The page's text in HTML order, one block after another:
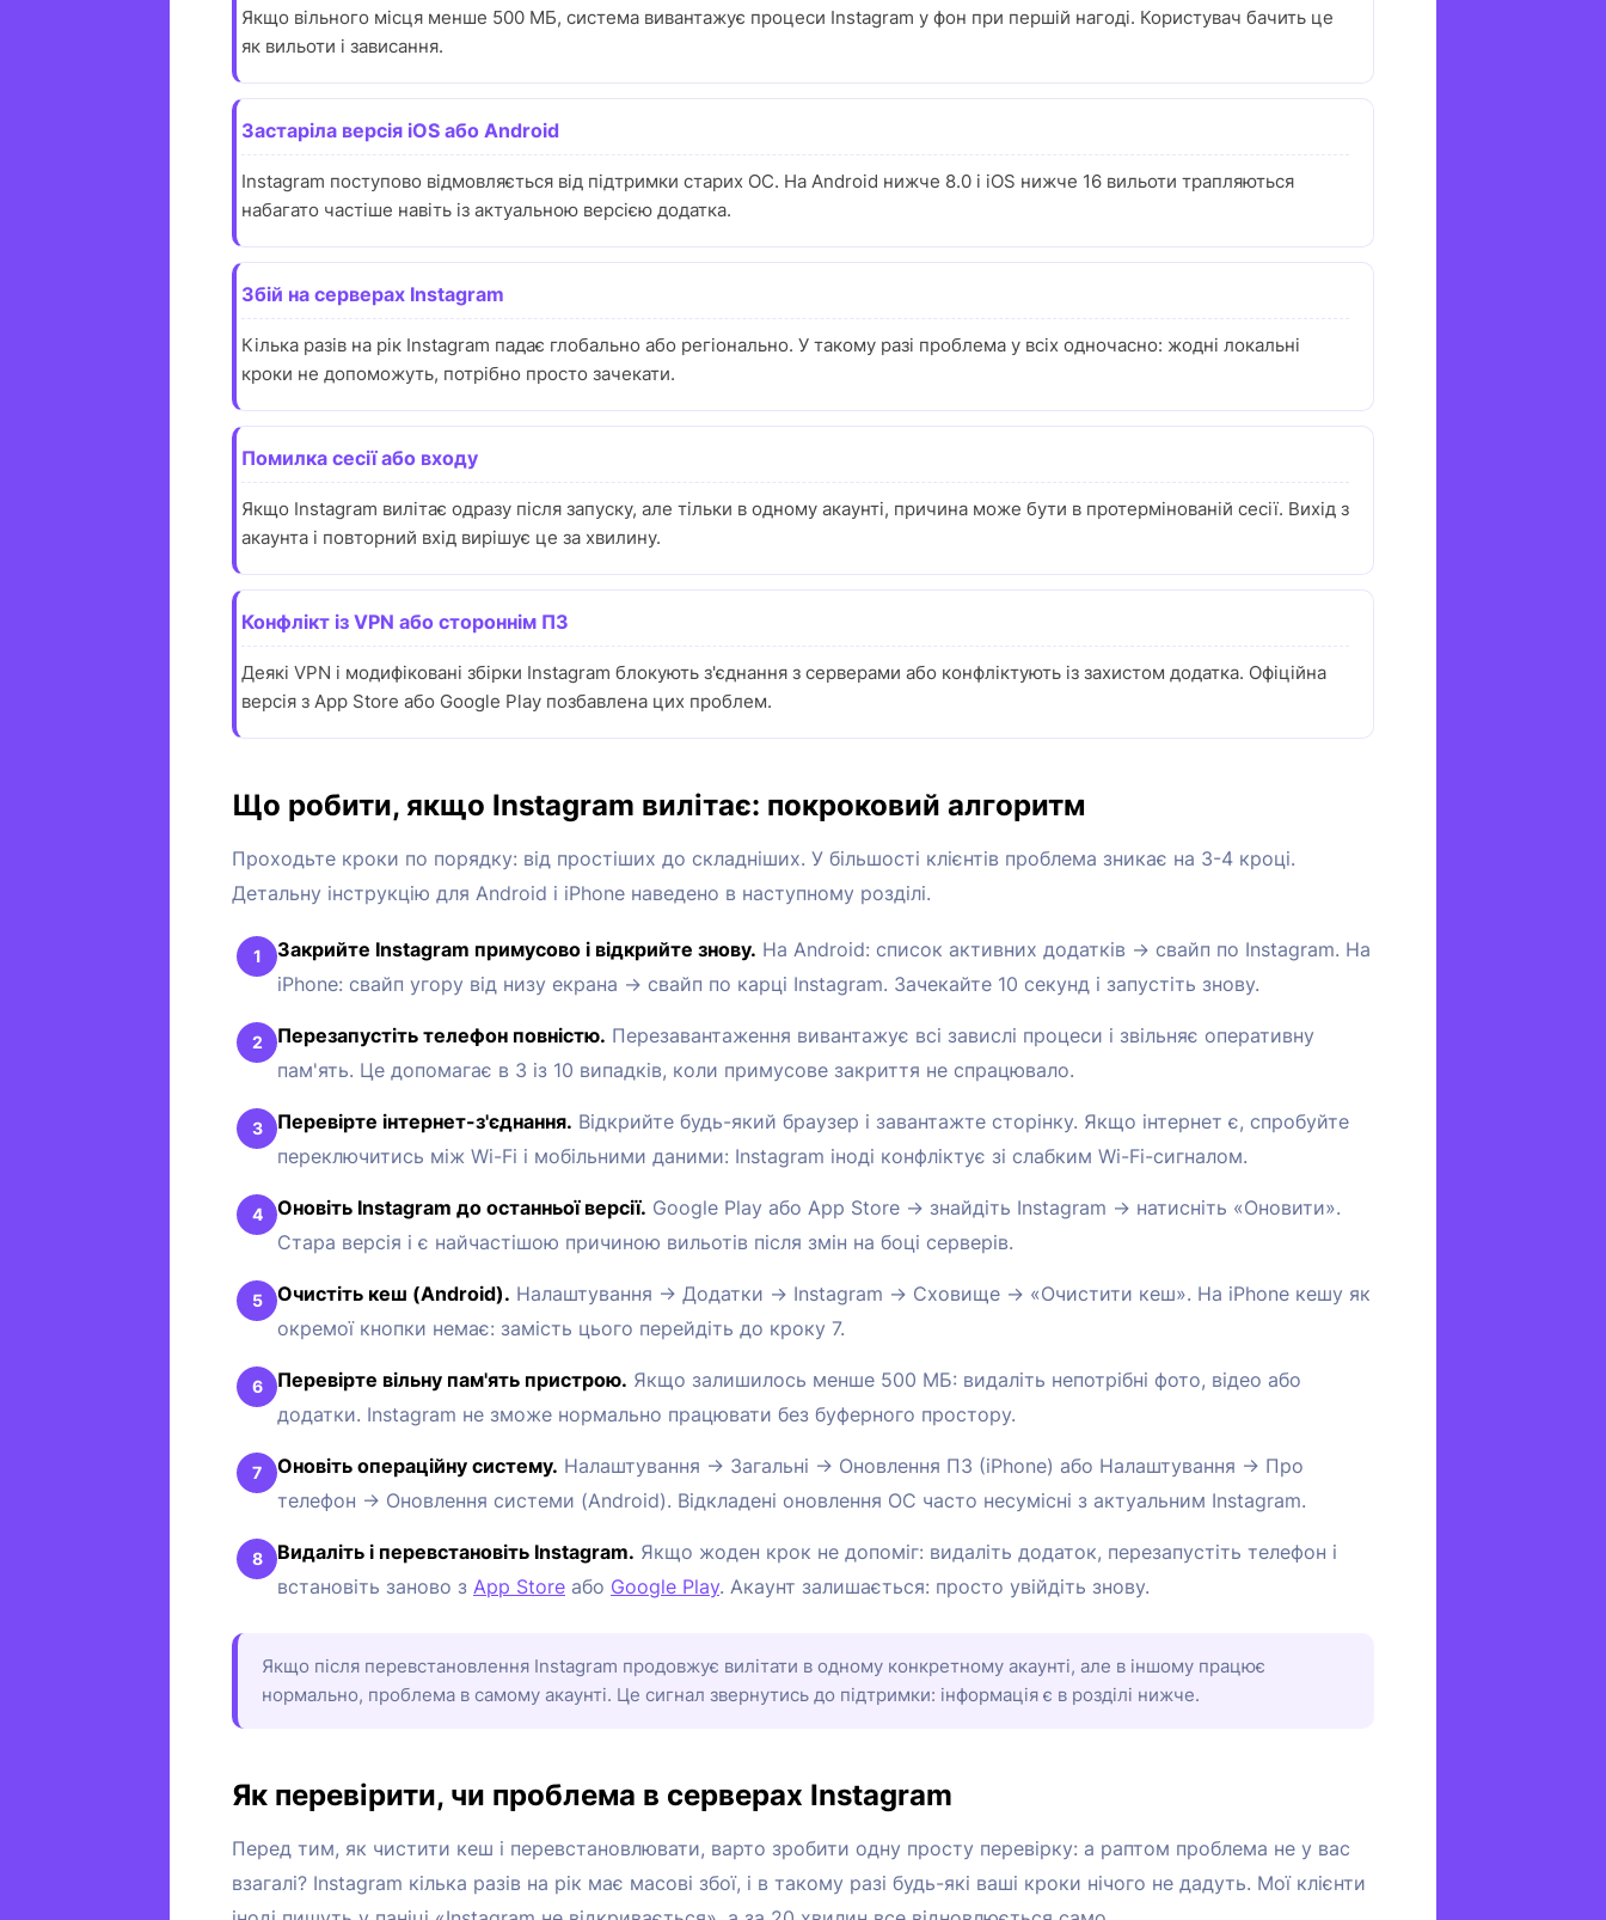
Якщо вільного місця менше 500 МБ, система вивантажує процеси Instagram у фон при першій нагоді. Користувач бачить це
як вильоти і зависання.
Застаріла версія iOS або Android
Instagram поступово відмовляється від підтримки старих ОС. На Android нижче 8.0 і iOS нижче 16 вильоти трапляються
набагато частіше навіть із актуальною версією додатка.
Збій на серверах Instagram
Кілька разів на рік Instagram падає глобально або регіонально. У такому разі проблема у всіх одночасно: жодні локальні
кроки не допоможуть, потрібно просто зачекати.
Помилка сесії або входу
Якщо Instagram вилітає одразу після запуску, але тільки в одному акаунті, причина може бути в протермінованій сесії. Вихід з
акаунта і повторний вхід вирішує це за хвилину.
Конфлікт із VPN або стороннім ПЗ
Деякі VPN і модифіковані збірки Instagram блокують з'єднання з серверами або конфліктують із захистом додатка. Офіційна
версія з App Store або Google Play позбавлена цих проблем.
Що робити, якщо Instagram вилітає: покроковий алгоритм
Проходьте кроки по порядку: від простіших до складніших. У більшості клієнтів проблема зникає на 3-4 кроці.
Детальну інструкцію для Android і iPhone наведено в наступному розділі.
Закрийте Instagram примусово і відкрийте знову. На Android: список активних додатків → свайп по Instagram. На
iPhone: свайп угору від низу екрана → свайп по карці Instagram. Зачекайте 10 секунд і запустіть знову.
Перезапустіть телефон повністю. Перезавантаження вивантажує всі завислі процеси і звільняє оперативну
пам'ять. Це допомагає в 3 із 10 випадків, коли примусове закриття не спрацювало.
Перевірте інтернет-з'єднання. Відкрийте будь-який браузер і завантажте сторінку. Якщо інтернет є, спробуйте
переключитись між Wi-Fi і мобільними даними: Instagram іноді конфліктує зі слабким Wi-Fi-сигналом.
Оновіть Instagram до останньої версії. Google Play або App Store → знайдіть Instagram → натисніть «Оновити».
Стара версія і є найчастішою причиною вильотів після змін на боці серверів.
Очистіть кеш (Android). Налаштування → Додатки → Instagram → Сховище → «Очистити кеш». На iPhone кешу як
окремої кнопки немає: замість цього перейдіть до кроку 7.
Перевірте вільну пам'ять пристрою. Якщо залишилось менше 500 МБ: видаліть непотрібні фото, відео або
додатки. Instagram не зможе нормально працювати без буферного простору.
Оновіть операційну систему. Налаштування → Загальні → Оновлення ПЗ (iPhone) або Налаштування → Про
телефон → Оновлення системи (Android). Відкладені оновлення ОС часто несумісні з актуальним Instagram.
Видаліть і перевстановіть Instagram. Якщо жоден крок не допоміг: видаліть додаток, перезапустіть телефон і
встановіть заново з App Store або Google Play. Акаунт залишається: просто увійдіть знову.
Якщо після перевстановлення Instagram продовжує вилітати в одному конкретному акаунті, але в іншому працює
нормально, проблема в самому акаунті. Це сигнал звернутись до підтримки: інформація є в розділі нижче.
Як перевірити, чи проблема в серверах Instagram
Перед тим, як чистити кеш і перевстановлювати, варто зробити одну просту перевірку: а раптом проблема не у вас
взагалі? Instagram кілька разів на рік має масові збої, і в такому разі будь-які ваші кроки нічого не дадуть. Мої клієнти